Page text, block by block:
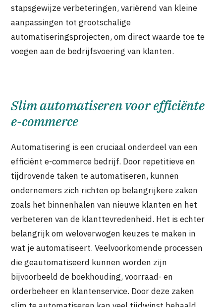
stapsgewijze verbeteringen, variërend van kleine
aanpassingen tot grootschalige
automatiseringsprojecten, om direct waarde toe te
voegen aan de bedrijfsvoering van klanten.
Slim automatiseren voor efficiënte
e-commerce
Automatisering is een cruciaal onderdeel van een
efficiënt e-commerce bedrijf. Door repetitieve en
tijdrovende taken te automatiseren, kunnen
ondernemers zich richten op belangrijkere zaken
zoals het binnenhalen van nieuwe klanten en het
verbeteren van de klanttevredenheid. Het is echter
belangrijk om weloverwogen keuzes te maken in
wat je automatiseert. Veelvoorkomende processen
die geautomatiseerd kunnen worden zijn
bijvoorbeeld de boekhouding, voorraad- en
orderbeheer en klantenservice. Door deze zaken